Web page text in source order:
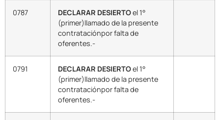
0787 DECLARAR DESIERTOel 1°
(primer)llamado de la presente
contrataciónpor falta de
oferentes.-
0791 DECLARAR DESIERTOel 1°
(primer)llamado de la presente
contrataciónpor falta de
oferentes.-